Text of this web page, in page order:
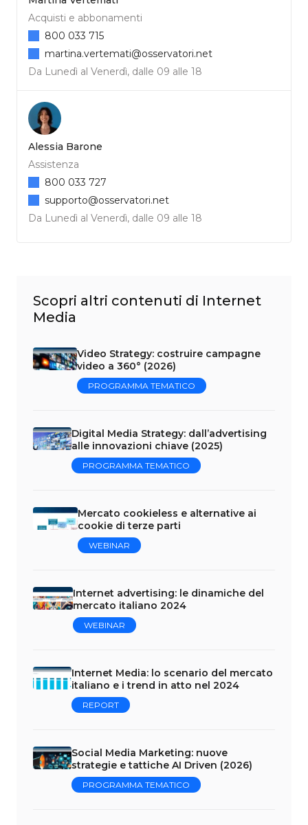
Acquisti e abbonamenti
Da Lunedì al Venerdì, dalle 09 alle 18
800 033 715
martina.vertemati@osservatori.net
Alessia Barone
Assistenza
Da Lunedì al Venerdì, dalle 09 alle 18
800 033 727
supporto@osservatori.net
Scopri altri contenuti di Internet
Media
Video Strategy: costruire campagne
video a 360° (2026)
PROGRAMMA TEMATICO
Digital Media Strategy: dall’advertising
alle innovazioni chiave (2025)
PROGRAMMA TEMATICO
Mercato cookieless e alternative ai
cookie di terze parti
WEBINAR
Internet advertising: le dinamiche del
mercato italiano 2024
WEBINAR
Internet Media: lo scenario del mercato
italiano e i trend in atto nel 2024
REPORT
Social Media Marketing: nuove
strategie e tattiche AI Driven (2026)
PROGRAMMA TEMATICO